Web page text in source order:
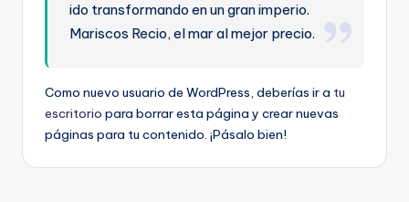
ido transformando en un gran imperio.
Mariscos Recio, el mar al mejor precio.
Como nuevo usuario de WordPress, deberías ir a tu
escritorio para borrar esta página y crear nuevas
páginas para tu contenido. ¡Pásalo bien!